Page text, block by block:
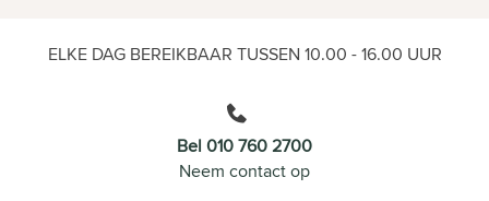
ELKE DAG BEREIKBAAR TUSSEN 10.00 - 16.00 UUR
Bel 010 760 2700
Neem contact op